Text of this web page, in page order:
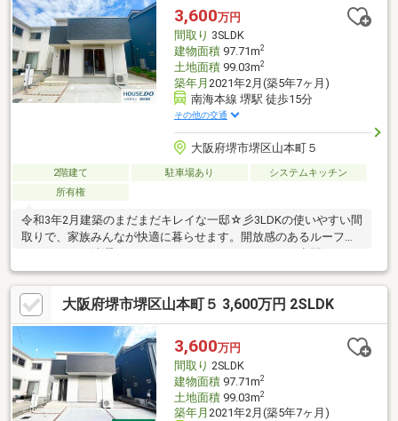
業）事前にご連絡いただけますと、スムーズにご案内が可能で
す。ご連絡お待ちしております！3,600万円
間取り 3SLDK
建物面積97.71m2
土地面積99.03m2
築年月 2021年2月(築5年7ヶ月)
南海本線 堺駅 徒歩15分
その他の交通
大阪府堺市堺区山本町５
2階建て 駐車場あり
システムキッチン
所有権
令和3年2月建築のまだまだキレイな一邸☆彡3LDKの使いやすい間
取りで、家族みんなが快適に暮らせます。開放感のあるルーフバ
ルコニーは、洗濯はもちろん、ちょっとしたくつろぎ空間として
も活躍。小学校・中学校ともに徒歩11分圏内で、毎日の通学も安
心の立地です。“新しさ”と“暮らしやすさ”を兼ね備えたおすすめ物
件。
大阪府堺市堺区山本町５ 3,600万円 2SLDK
3,600万円
間取り 2SLDK
建物面積97.71m2
土地面積99.03m2
築年月 2021年2月(築5年7ヶ月)